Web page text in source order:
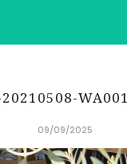
09/09/2025